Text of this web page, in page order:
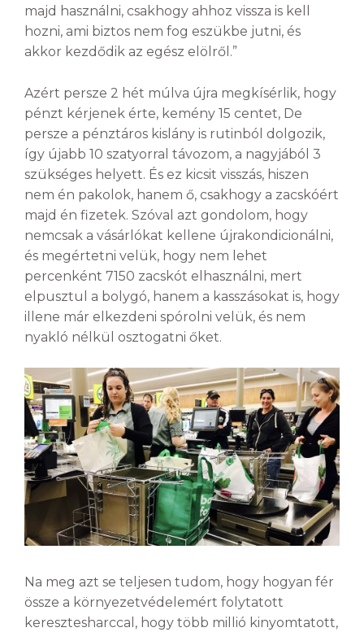
majd használni, csakhogy ahhoz vissza is kell
hozni, ami biztos nem fog eszükbe jutni, és
akkor kezdődik az egész elölről.”
Azért persze 2 hét múlva újra megkísérlik, hogy
pénzt kérjenek érte, kemény 15 centet, De
persze a pénztáros kislány is rutinból dolgozik,
így újabb 10 szatyorral távozom, a nagyjából 3
szükséges helyett. És ez kicsit visszás, hiszen
nem én pakolok, hanem ő, csakhogy a zacskóért
majd én fizetek. Szóval azt gondolom, hogy
nemcsak a vásárlókat kellene újrakondicionálni,
és megértetni velük, hogy nem lehet
percenként 7150 zacskót elhasználni, mert
elpusztul a bolygó, hanem a kasszásokat is, hogy
illene már elkezdeni spórolni velük, és nem
nyakló nélkül osztogatni őket.
Na meg azt se teljesen tudom, hogy hogyan fér
össze a környezetvédelemért folytatott
keresztesharccal, hogy több millió kinyomtatott,